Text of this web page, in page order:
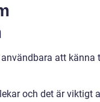
att känna
och det är viktigt